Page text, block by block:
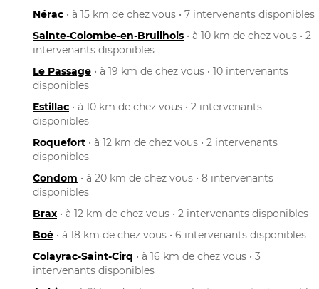
Nérac • à 15 km de chez vous • 7 intervenants disponibles
Sainte-Colombe-en-Bruilhois • à 10 km de chez vous • 2
intervenants disponibles
Le Passage • à 19 km de chez vous • 10 intervenants
disponibles
Estillac • à 10 km de chez vous • 2 intervenants
disponibles
Roquefort • à 12 km de chez vous • 2 intervenants
disponibles
Condom • à 20 km de chez vous • 8 intervenants
disponibles
Brax • à 12 km de chez vous • 2 intervenants disponibles
Boé • à 18 km de chez vous • 6 intervenants disponibles
Colayrac-Saint-Cirq • à 16 km de chez vous • 3
intervenants disponibles